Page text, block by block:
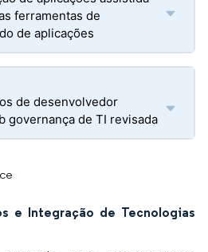
ferramentas de
de aplicações
de desenvolvedor
governança de TI revisada
e Integração de Tecnologias